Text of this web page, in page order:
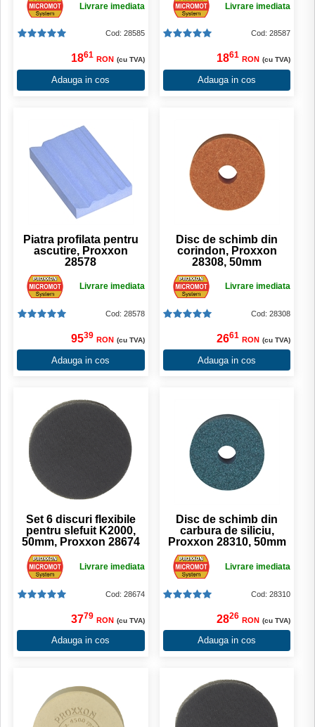
Livrare imediata
Cod: 28585
1861 RON (cu TVA)
Adauga in cos
Livrare imediata
Cod: 28587
1861 RON (cu TVA)
Adauga in cos
Piatra profilata pentru
ascutire, Proxxon
28578
Livrare imediata
Cod: 28578
9539 RON (cu TVA)
Adauga in cos
Disc de schimb din
corindon, Proxxon
28308, 50mm
Livrare imediata
Cod: 28308
2661 RON (cu TVA)
Adauga in cos
Set 6 discuri flexibile
pentru slefuit K2000,
50mm, Proxxon 28674
Livrare imediata
Cod: 28674
3779 RON (cu TVA)
Adauga in cos
Disc de schimb din
carbura de siliciu,
Proxxon 28310, 50mm
Livrare imediata
Cod: 28310
2826 RON (cu TVA)
Adauga in cos